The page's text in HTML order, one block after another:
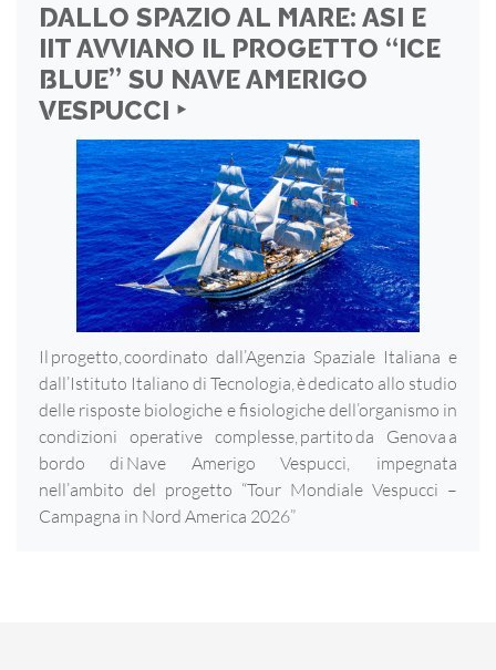
DALLO SPAZIO AL MARE: ASI E
IIT AVVIANO IL PROGETTO “ICE
BLUE” SU NAVE AMERIGO
VESPUCCI ‣
Il progetto, coordinato dall’Agenzia Spaziale Italiana e
dall’Istituto Italiano di Tecnologia, è dedicato allo studio
delle risposte biologiche e fisiologiche dell’organismo in
condizioni operative complesse, partito da Genova a
bordo di Nave Amerigo Vespucci, impegnata
nell’ambito del progetto “Tour Mondiale Vespucci –
Campagna in Nord America 2026”